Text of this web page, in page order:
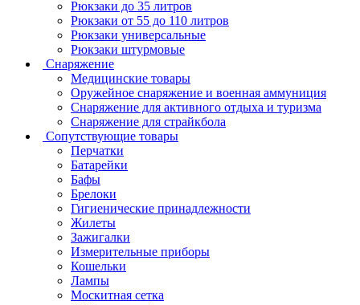
Рюкзаки до 35 литров
Рюкзаки от 55 до 110 литров
Рюкзаки универсальные
Рюкзаки штурмовые
Снаряжение
Медицинские товары
Оружейное снаряжение и военная аммуниция
Снаряжение для активного отдыха и туризма
Снаряжение для страйкбола
Сопутствующие товары
Перчатки
Батарейки
Бафы
Брелоки
Гигиенические принадлежности
Жилеты
Зажигалки
Измерительные приборы
Кошельки
Лампы
Москитная сетка